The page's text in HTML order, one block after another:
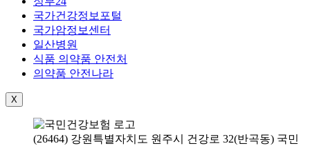
국가건강정보포털
국가암정보센터
일산병원
식품 의약품 안전처
의약품 안전나라
X
(26464) 강원특별자치도 원주시 건강로 32(반곡동) 국민